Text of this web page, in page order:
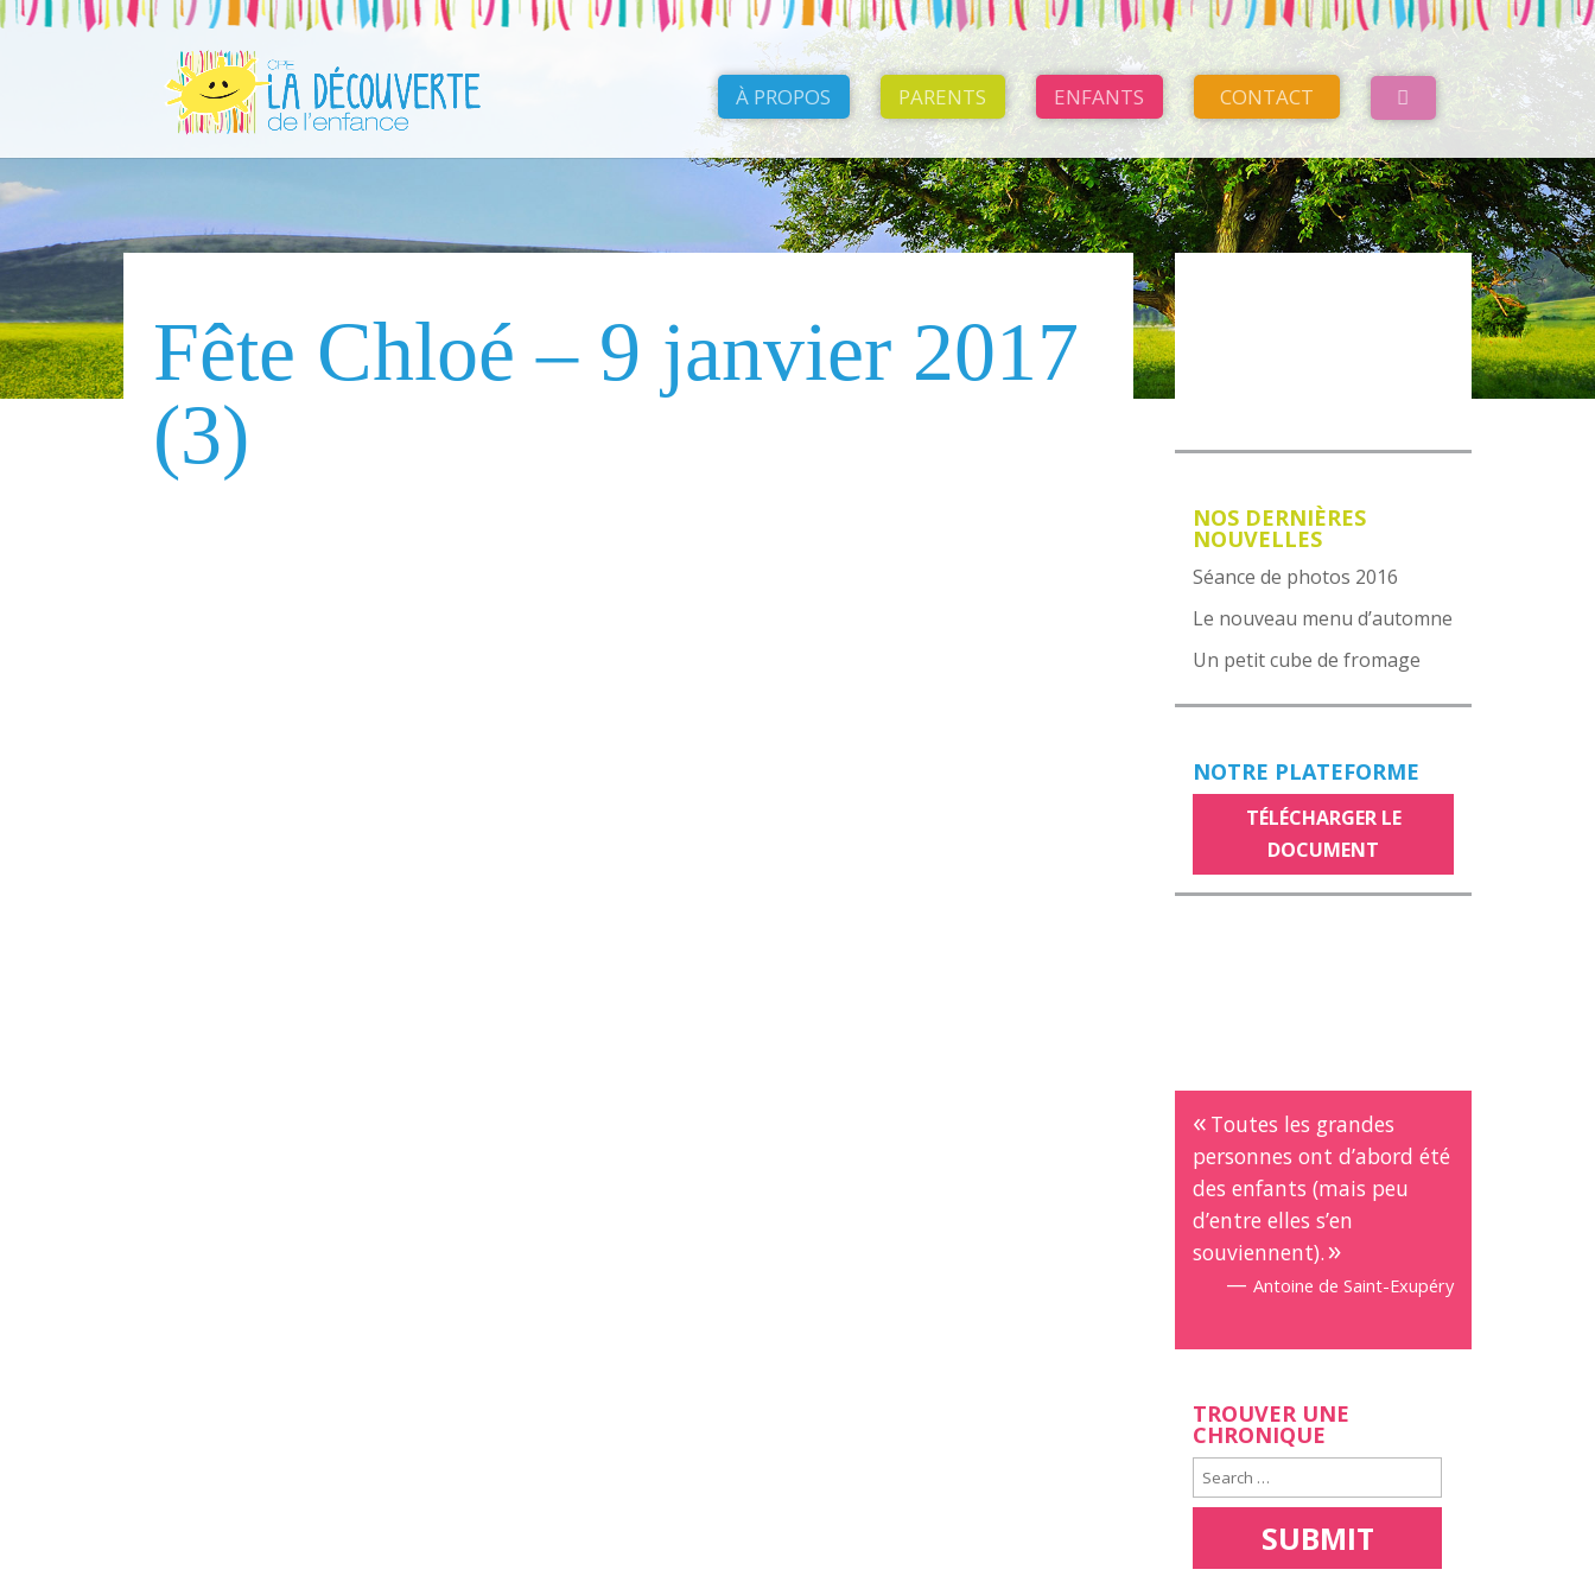
À PROPOS PARENTS ENFANTS CONTACT
Fête Chloé – 9 janvier 2017
(3)
NOS DERNIÈRES
NOUVELLES
Séance de photos 2016
Le nouveau menu d’automne
Un petit cube de fromage
NOTRE PLATEFORME
TÉLÉCHARGER LE
DOCUMENT
Toutes les grandes
personnes ont d’abord été
des enfants (mais peu
d’entre elles s’en
souviennent).
— Antoine de Saint-Exupéry
TROUVER UNE
CHRONIQUE